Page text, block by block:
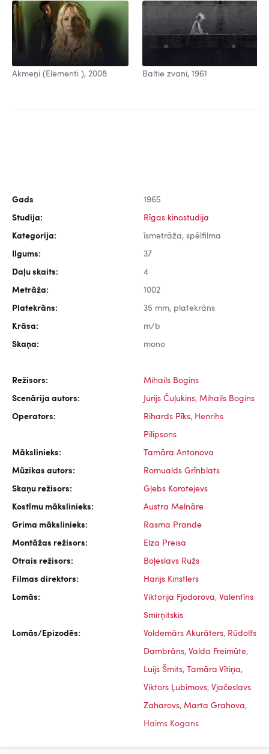
Akmeņi (Elementi ), 2008 Baltie zvani, 1961
Gads 1965
Studija: Rīgas kinostudija
Kategorija: īsmetrāža, spēlfilma
Ilgums: 37
Daļu skaits: 4
Metrāža: 1002
Platekrāns: 35 mm, platekrāns
Krāsa: m/b
Skaņa: mono
Režisors: Mihails Bogins
Scenārija autors: Jurijs Čuļukins, Mihails Bogins
Operators: Rihards Pīks, Henrihs
Pilipsons
Mākslinieks: Tamāra Antonova
Mūzikas autors: Romualds Grīnblats
Skaņu režisors: Gļebs Korotejevs
Kostīmu mākslinieks: Austra Melnāre
Grima mākslinieks: Rasma Prande
Montāžas režisors: Elza Preisa
Otrais režisors: Boļeslavs Ružs
Filmas direktors: Harijs Kinstlers
Lomās: Viktorija Fjodorova, Valentīns
Smirņitskis
Lomās/Epizodēs: Voldemārs Akurāters, Rūdolfs
Dambrāns, Valda Freimūte,
Luijs Šmits, Tamāra Vītiņa,
Viktors Ļubimovs, Vjačeslavs
Zaharovs, Marta Grahova,
Haims Kogans